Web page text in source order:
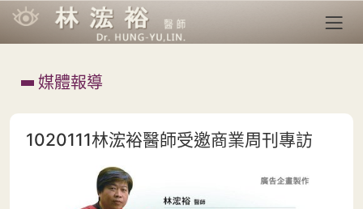
媒體報導
1020111林浤裕醫師受邀商業周刊專訪